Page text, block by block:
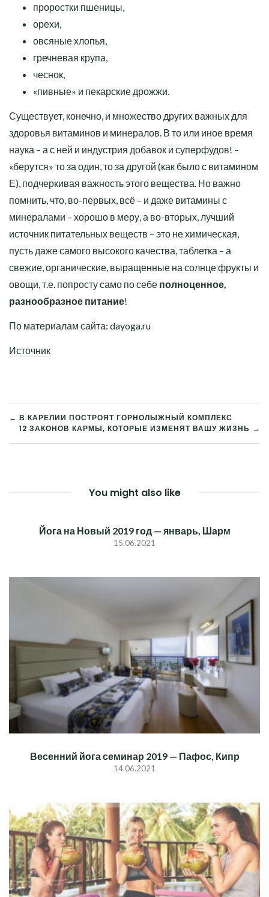
проростки пшеницы,
орехи,
овсяные хлопья,
гречневая крупа,
чеснок,
«пивные» и пекарские дрожжи.
Существует, конечно, и множество других важных для
здоровья витаминов и минералов. В то или иное время
наука – а с ней и индустрия добавок и суперфудов! –
«берутся» то за один, то за другой (как было с витамином
Е), подчеркивая важность этого вещества. Но важно
помнить, что, во-первых, всё – и даже витамины с
минералами – хорошо в меру, а во-вторых, лучший
источник питательных веществ – это не химическая,
пусть даже самого высокого качества, таблетка – а
свежие, органические, выращенные на солнце фрукты и
овощи, т.е. попросту само по себе полноценное,
разнообразное питание!
По материалам сайта: dayoga.ru
Источник
НАВИГАЦИЯ
ЗАПИСЯМ
← В КАРЕЛИИ ПОСТРОЯТ ГОРНОЛЫЖНЫЙ КОМПЛЕКС
12 ЗАКОНОВ КАРМЫ, КОТОРЫЕ ИЗМЕНЯТ ВАШУ ЖИЗНЬ →
You might also like
Йога на Новый 2019 год — январь, Шарм
15.06.2021
Весенний йога семинар 2019 — Пафос, Кипр
14.06.2021